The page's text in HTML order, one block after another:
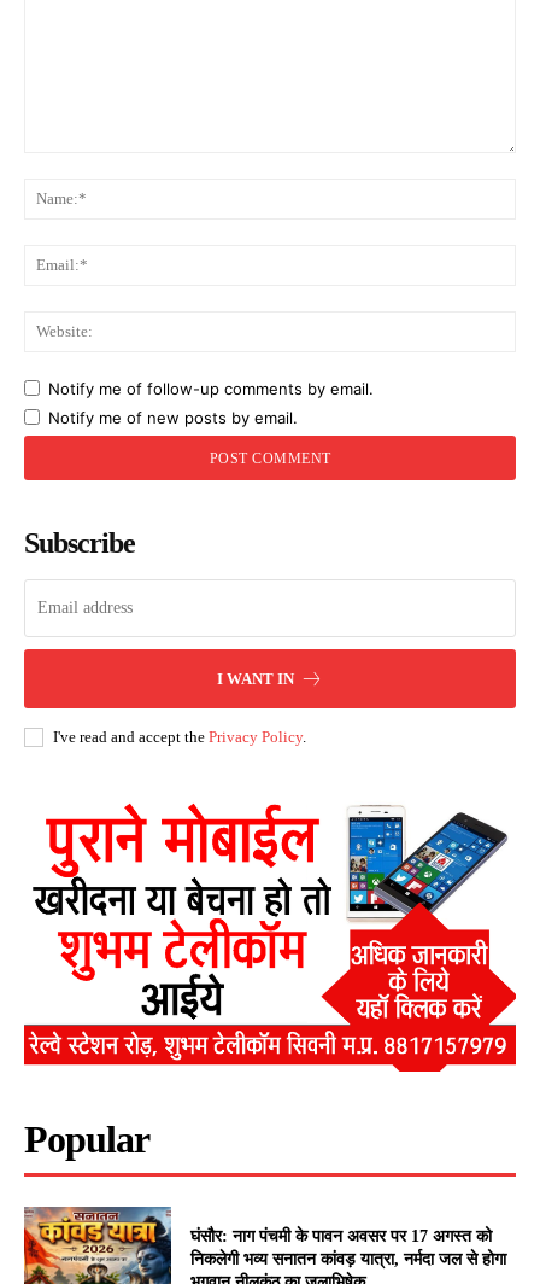
Notify me of follow-up comments by email.
Notify me of new posts by email.
Subscribe
I WANT IN
I've read and accept the Privacy Policy.
Popular
घंसौर: नाग पंचमी के पावन अवसर पर 17 अगस्त को
निकलेगी भव्य सनातन कांवड़ यात्रा, नर्मदा जल से होगा